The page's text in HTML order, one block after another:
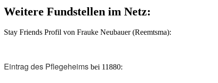
Weitere Fundstellen im Netz:
Stay Friends Profil von Frauke Neubauer (Reemtsma):
Eintrag des Pflegeheims bei 11880: